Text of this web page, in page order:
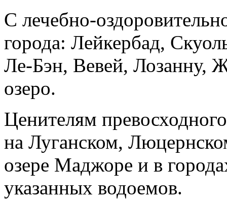
С лечебно-
города: Лейкербад,
Ле-Бэн, Вевей, Лозанну,
озеро.
Ценителям
на Луганском,
озере Маджоре и в
указанных водоемов.